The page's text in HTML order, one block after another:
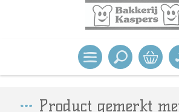
Product gemerkt